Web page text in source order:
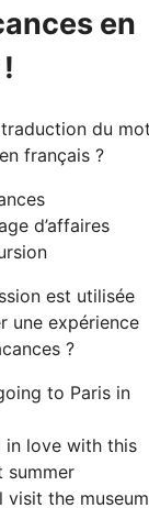
en
du
français ?
d’affaires
est utilisée
une expérience
?
to Paris in
in love with this
summer
visit the museum